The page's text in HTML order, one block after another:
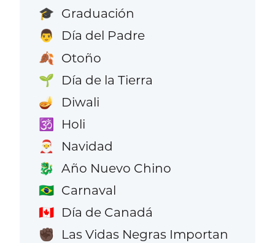
🎓 Graduación
👨 Día del Padre
🍂 Otoño
🌱 Día de la Tierra
🪔 Diwali
🕉️ Holi
🎅 Navidad
🐉 Año Nuevo Chino
🇧🇷 Carnaval
🇨🇦 Día de Canadá
✊🏿 Las Vidas Negras Importan